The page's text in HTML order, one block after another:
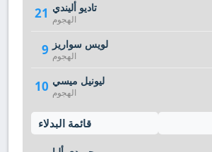
21 تاديو أليندي
الهجوم
9 لويس سواريز
الهجوم
10 ليونيل ميسي
الهجوم
قائمة البدلاء